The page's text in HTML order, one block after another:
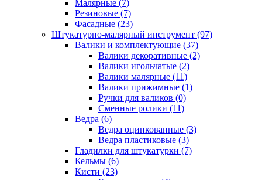
Малярные (7)
Резиновые (7)
Фасадные (23)
Штукатурно-малярный инструмент (97)
Валики и комплектующие (37)
Валики декоративные (2)
Валики игольчатые (2)
Валики малярные (11)
Валики прижимные (1)
Ручки для валиков (0)
Сменные ролики (11)
Ведра (6)
Ведра оцинкованные (3)
Ведра пластиковые (3)
Гладилки для штукатурки (7)
Кельмы (6)
Кисти (23)